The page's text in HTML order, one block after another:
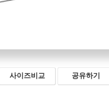
사이즈비교 공유하기